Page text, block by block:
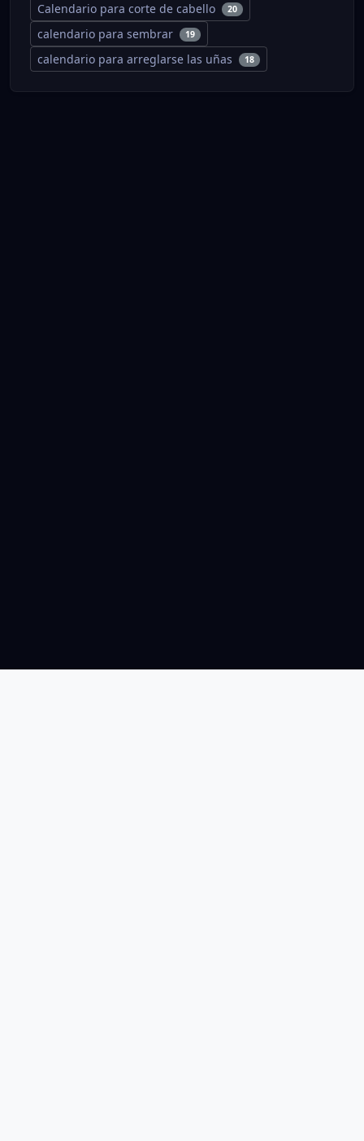
Calendario para corte de cabello 20
calendario para sembrar 19
calendario para arreglarse las uñas 18